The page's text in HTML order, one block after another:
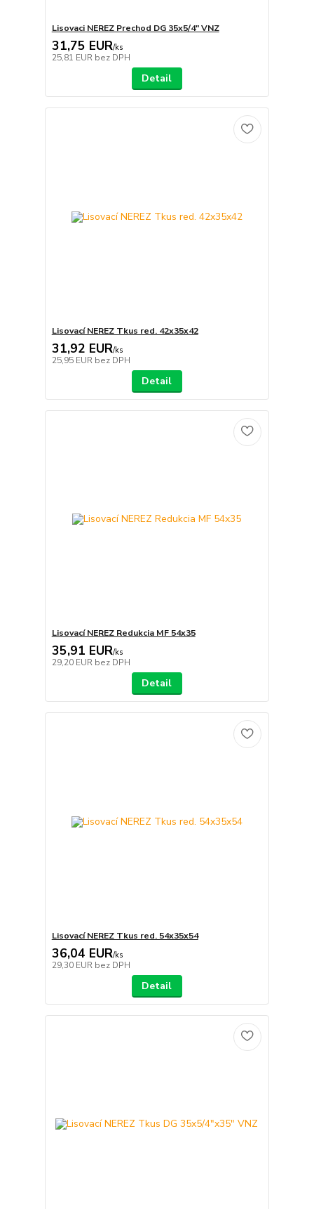
Lisovaci NEREZ Prechod DG 35x5/4" VNZ
31,75 EUR/ks
25,81 EUR bez DPH
Detail
Lisovací NEREZ Tkus red. 42x35x42
31,92 EUR/ks
25,95 EUR bez DPH
Detail
Lisovací NEREZ Redukcia MF 54x35
35,91 EUR/ks
29,20 EUR bez DPH
Detail
Lisovací NEREZ Tkus red. 54x35x54
36,04 EUR/ks
29,30 EUR bez DPH
Detail